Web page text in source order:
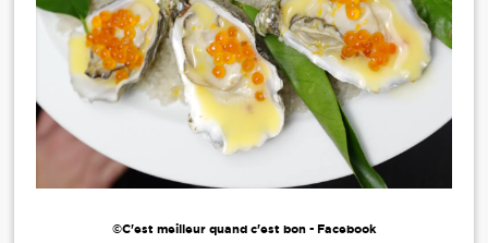
©C'est meilleur quand c'est bon - Facebook